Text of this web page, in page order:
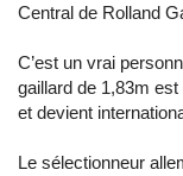
Central de Rolland
C’est un vrai
gaillard de 1,83m
et devient
Le sélectionneur